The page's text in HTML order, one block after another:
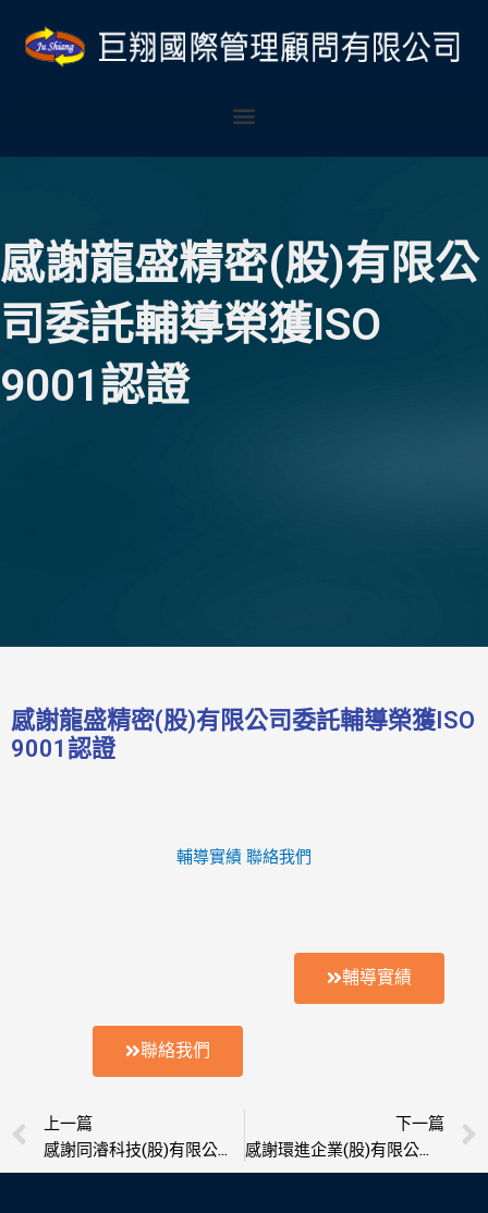
感謝龍盛精密(股)有限公
司委託輔導榮獲ISO
9001認證
感謝龍盛精密(股)有限公司委託輔導榮獲ISO
9001認證
輔導實績 聯絡我們
輔導實績
聯絡我們
上一頁
上一篇
感謝同濬科技(股)有限公司委託輔導榮獲ISO 9001認證
下一篇
感謝環進企業(股)有限公司委託輔導榮獲ISO 9001認證